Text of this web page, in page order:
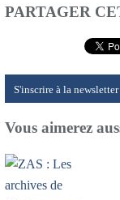
PARTAGER
S'inscrire à la newsletter
Vous aimerez